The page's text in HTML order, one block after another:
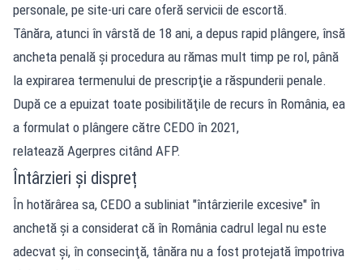
personale, pe site-uri care oferă servicii de escortă.
Tânăra, atunci în vârstă de 18 ani, a depus rapid plângere, însă
ancheta penală şi procedura au rămas mult timp pe rol, până
la expirarea termenului de prescripţie a răspunderii penale.
După ce a epuizat toate posibilităţile de recurs în România, ea
a formulat o plângere către CEDO în 2021,
relatează Agerpres citând AFP.
Întârzieri și dispreț
În hotărârea sa, CEDO a subliniat "întârzierile excesive" în
anchetă şi a considerat că în România cadrul legal nu este
adecvat şi, în consecinţă, tânăra nu a fost protejată împotriva